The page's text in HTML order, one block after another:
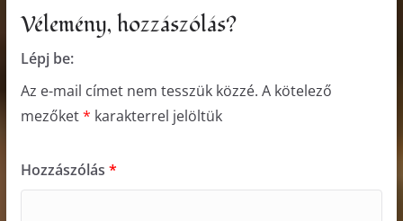
Vélemény, hozzászólás?
Lépj be:
Az e-mail címet nem tesszük közzé. A kötelező
mezőket* karakterrel jelöltük
Hozzászólás *